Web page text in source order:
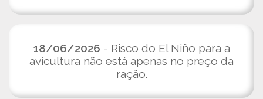
18/06/2026 - Risco do El Niño para a
avicultura não está apenas no preço da
ração.